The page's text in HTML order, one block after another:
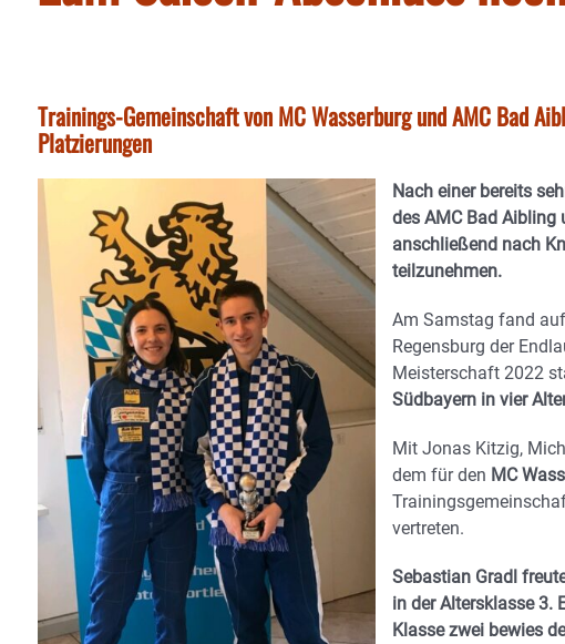
Trainings-Gemeinschaft von MC Wasserburg und AMC Bad
Platzierungen
Nach einer bereits
des AMC Bad Aibling
anschließend nach
teilzunehmen.
Am Samstag fand
Regensburg der
Meisterschaft 2022
Südbayern in vier
Mit Jonas Kitzig,
dem für den MC
vertreten.
Sebastian Gradl
in der Altersklasse 3.
Klasse zwei bewies